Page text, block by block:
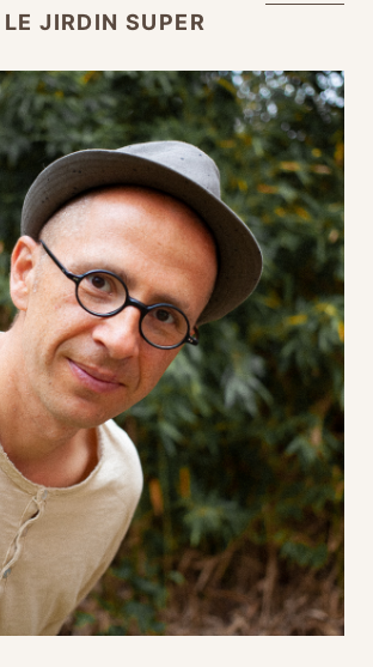
LE JIRDIN SUPER